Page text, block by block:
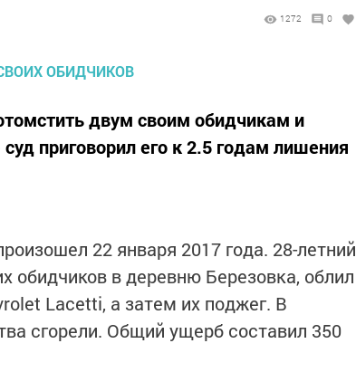
1272 0
двум своим обидчикам и
приговорил его к 2.5 годам лишения
22 января 2017 года. 28-летний
обидчиков в деревню Березовка, облил
Lacetti, а затем их поджег. В
сгорели. Общий ущерб составил 350